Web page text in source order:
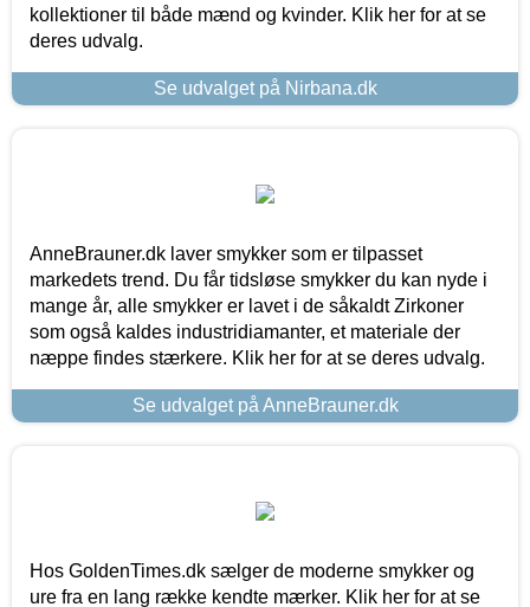
kollektioner til både mænd og kvinder. Klik her for at se
deres udvalg.
Se udvalget på Nirbana.dk
AnneBrauner.dk laver smykker som er tilpasset
markedets trend. Du får tidsløse smykker du kan nyde i
mange år, alle smykker er lavet i de såkaldt Zirkoner
som også kaldes industridiamanter, et materiale der
næppe findes stærkere. Klik her for at se deres udvalg.
Se udvalget på AnneBrauner.dk
Hos GoldenTimes.dk sælger de moderne smykker og
ure fra en lang række kendte mærker. Klik her for at se